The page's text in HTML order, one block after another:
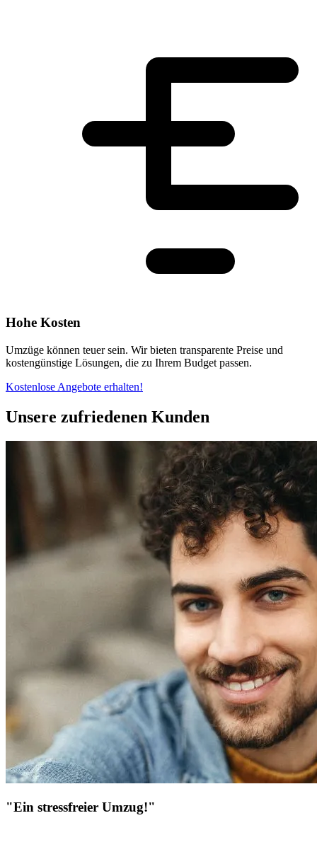
Hohe Kosten
Umzüge können teuer sein. Wir bieten transparente Preise und
kostengünstige Lösungen, die zu Ihrem Budget passen.
Kostenlose Angebote erhalten!
Unsere zufriedenen Kunden
"Ein stressfreier Umzug!"